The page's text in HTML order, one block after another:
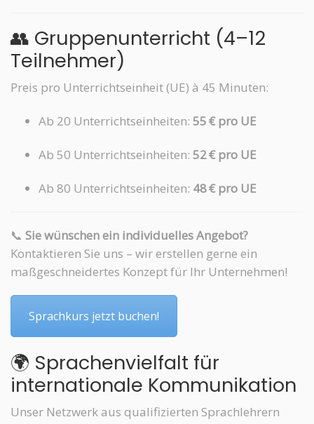
👥 Gruppenunterricht (4–12
Teilnehmer)
Preis pro Unterrichtseinheit (UE) à 45 Minuten:
Ab 20 Unterrichtseinheiten: 55 € pro UE
Ab 50 Unterrichtseinheiten: 52 € pro UE
Ab 80 Unterrichtseinheiten: 48 € pro UE
📞 Sie wünschen ein individuelles Angebot?
Kontaktieren Sie uns – wir erstellen gerne ein
maßgeschneidertes Konzept für Ihr Unternehmen!
Sprachkurs jetzt buchen!
🌍 Sprachenvielfalt für
internationale Kommunikation
Unser Netzwerk aus qualifizierten Sprachlehrern